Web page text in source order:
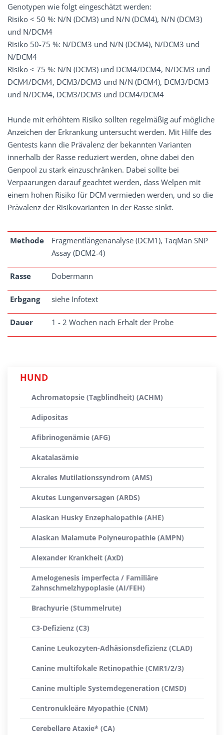
Genotypen wie folgt eingeschätzt werden:
Risiko < 50 %: N/N (DCM3) und N/N (DCM4), N/N (DCM3)
und N/DCM4
Risiko 50-75 %: N/DCM3 und N/N (DCM4), N/DCM3 und
N/DCM4
Risiko < 75 %: N/N (DCM3) und DCM4/DCM4, N/DCM3 und
DCM4/DCM4, DCM3/DCM3 und N/N (DCM4), DCM3/DCM3
und N/DCM4, DCM3/DCM3 und DCM4/DCM4
Hunde mit erhöhtem Risiko sollten regelmäßig auf mögliche
Anzeichen der Erkrankung untersucht werden. Mit Hilfe des
Gentests kann die Prävalenz der bekannten Varianten
innerhalb der Rasse reduziert werden, ohne dabei den
Genpool zu stark einzuschränken. Dabei sollte bei
Verpaarungen darauf geachtet werden, dass Welpen mit
einem hohen Risiko für DCM vermieden werden, und so die
Prävalenz der Risikovarianten in der Rasse sinkt.
Methode
Fragmentlängenanalyse (DCM1), TaqMan SNP
Assay (DCM2-4)
Rasse Dobermann
Erbgang siehe Infotext
Dauer 1 - 2 Wochen nach Erhalt der Probe
HUND
Achromatopsie (Tagblindheit) (ACHM)
Adipositas
Afibrinogenämie (AFG)
Akatalasämie
Akrales Mutilationssyndrom (AMS)
Akutes Lungenversagen (ARDS)
Alaskan Husky Enzephalopathie (AHE)
Alaskan Malamute Polyneuropathie (AMPN)
Alexander Krankheit (AxD)
Amelogenesis imperfecta / Familiäre
Zahnschmelzhypoplasie (AI/FEH)
Brachyurie (Stummelrute)
C3-Defizienz (C3)
Canine Leukozyten-Adhäsionsdefizienz (CLAD)
Canine multifokale Retinopathie (CMR1/2/3)
Canine multiple Systemdegeneration (CMSD)
Centronukleäre Myopathie (CNM)
Cerebellare Ataxie* (CA)